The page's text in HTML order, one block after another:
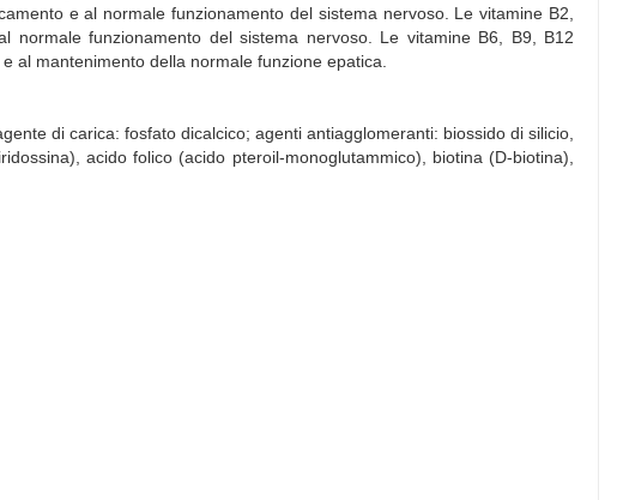
e al normale funzionamento del sistema nervoso. Le vitamine B2,
normale funzionamento del sistema nervoso. Le vitamine B6, B9, B12
al mantenimento della normale funzione epatica.
di carica: fosfato dicalcico; agenti antiagglomeranti: biossido di silicio,
acido folico (acido pteroil-monoglutammico), biotina (D-biotina),